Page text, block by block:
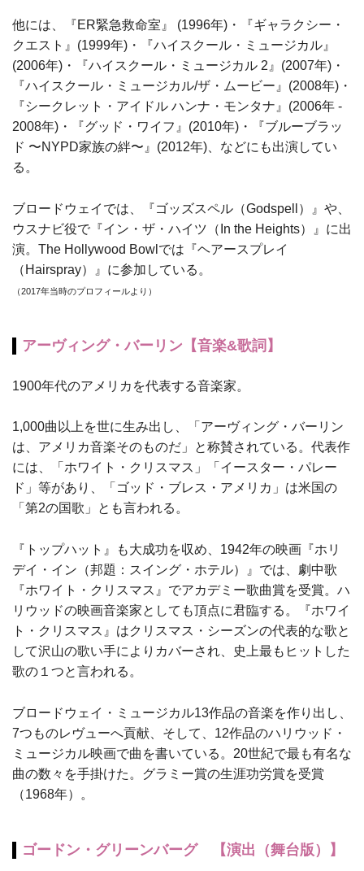
他には、『ER緊急救命室』 (1996年)・『ギャラクシー・
クエスト』(1999年)・『ハイスクール・ミュージカル』
(2006年)・『ハイスクール・ミュージカル 2』(2007年)・
『ハイスクール・ミュージカル/ザ・ムービー』(2008年)・
『シークレット・アイドル ハンナ・モンタナ』(2006年 -
2008年)・『グッド・ワイフ』(2010年)・『ブルーブラッ
ド 〜NYPD家族の絆〜』(2012年)、などにも出演してい
る。
ブロードウェイでは、『ゴッズスペル（Godspell）』や、
ウスナビ役で『イン・ザ・ハイツ（In the Heights）』に出
演。The Hollywood Bowlでは『ヘアースプレイ
（Hairspray）』に参加している。
（2017年当時のプロフィールより）
アーヴィング・バーリン【音楽&歌詞】
1900年代のアメリカを代表する音楽家。
1,000曲以上を世に生み出し、「アーヴィング・バーリン
は、アメリカ音楽そのものだ」と称賛されている。代表作
には、「ホワイト・クリスマス」「イースター・パレー
ド」等があり、「ゴッド・ブレス・アメリカ」は米国の
「第2の国歌」とも言われる。
『トップハット』も大成功を収め、1942年の映画『ホリ
デイ・イン（邦題：スイング・ホテル）』では、劇中歌
『ホワイト・クリスマス』でアカデミー歌曲賞を受賞。ハ
リウッドの映画音楽家としても頂点に君臨する。『ホワイ
ト・クリスマス』はクリスマス・シーズンの代表的な歌と
して沢山の歌い手によりカバーされ、史上最もヒットした
歌の１つと言われる。
ブロードウェイ・ミュージカル13作品の音楽を作り出し、
7つものレヴューへ貢献、そして、12作品のハリウッド・
ミュージカル映画で曲を書いている。20世紀で最も有名な
曲の数々を手掛けた。グラミー賞の生涯功労賞を受賞
（1968年）。
ゴードン・グリーンバーグ 【演出（舞台版）】